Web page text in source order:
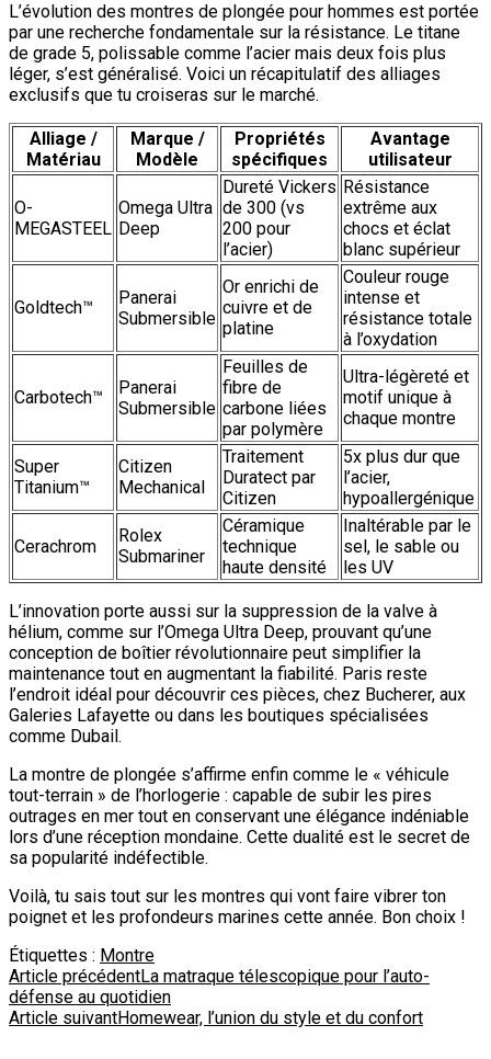
L’évolution des montres de plongée pour hommes est portée
par une recherche fondamentale sur la résistance. Le titane
de grade 5, polissable comme l’acier mais deux fois plus
léger, s’est généralisé. Voici un récapitulatif des alliages
exclusifs que tu croiseras sur le marché.
Alliage /
Matériau
Marque /
Modèle
Propriétés
spécifiques
Avantage
utilisateur
O-
MEGASTEEL
Omega Ultra
Deep
Dureté Vickers
de 300 (vs
200 pour
l’acier)
Résistance
extrême aux
chocs et éclat
blanc supérieur
Goldtech™
Panerai
Submersible
Or enrichi de
cuivre et de
platine
Couleur rouge
intense et
résistance totale
à l’oxydation
Carbotech™
Panerai
Submersible
Feuilles de
fibre de
carbone liées
par polymère
Ultra-légèreté et
motif unique à
chaque montre
Super
Titanium™
Citizen
Mechanical
Traitement
Duratect par
Citizen
5x plus dur que
l’acier,
hypoallergénique
Cerachrom
Rolex
Submariner
Céramique
technique
haute densité
Inaltérable par le
sel, le sable ou
les UV
L’innovation porte aussi sur la suppression de la valve à
hélium, comme sur l’Omega Ultra Deep, prouvant qu’une
conception de boîtier révolutionnaire peut simplifier la
maintenance tout en augmentant la fiabilité. Paris reste
l’endroit idéal pour découvrir ces pièces, chez Bucherer, aux
Galeries Lafayette ou dans les boutiques spécialisées
comme Dubail.
La montre de plongée s’affirme enfin comme le « véhicule
tout-terrain » de l’horlogerie : capable de subir les pires
outrages en mer tout en conservant une élégance indéniable
lors d’une réception mondaine. Cette dualité est le secret de
sa popularité indéfectible.
Voilà, tu sais tout sur les montres qui vont faire vibrer ton
poignet et les profondeurs marines cette année. Bon choix !
Étiquettes : Montre
Navigation
d'article
Article précédentLa matraque télescopique pour l’auto-
défense au quotidien
Article suivantHomewear, l’union du style et du confort